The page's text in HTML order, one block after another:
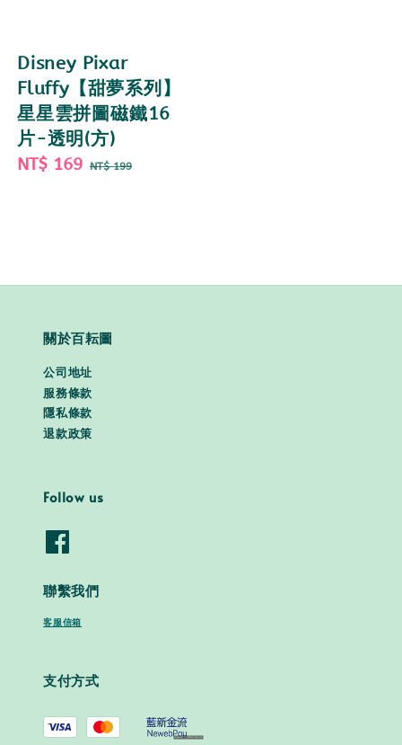
Disney Pixar
Fluffy【甜夢系列】
星星雲拼圖磁鐵16
片-透明(方)
Sale
NT$ 169 Regular
NT$ 199
關於百耘圖
公司地址
服務條款
隱私條款
退款政策
Follow us
聯繫我們
客服信箱
支付方式